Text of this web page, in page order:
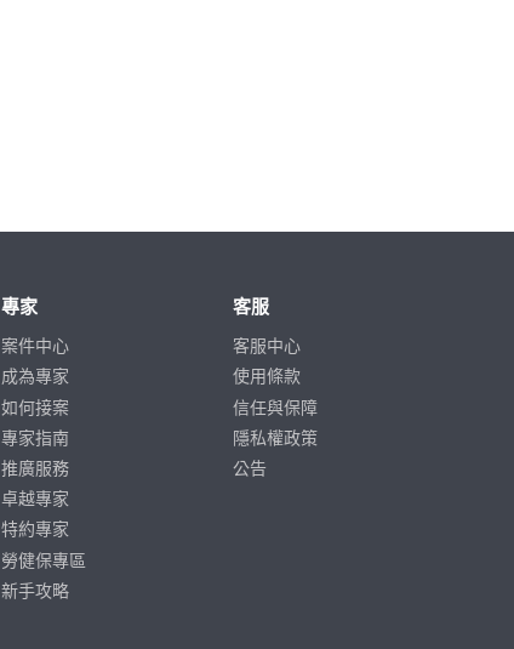
專家
案件中心
成為專家
如何接案
專家指南
推廣服務
卓越專家
特約專家
勞健保專區
新手攻略
客服
客服中心
使用條款
信任與保障
隱私權政策
公告